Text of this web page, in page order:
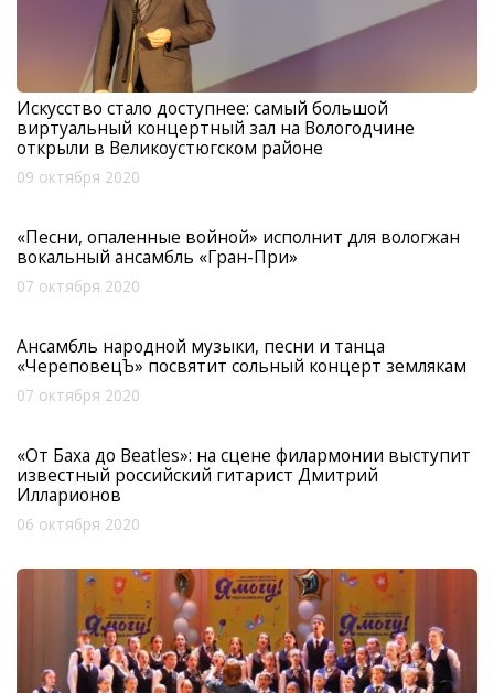
Искусство стало доступнее: самый большой
виртуальный концертный зал на Вологодчине
открыли в Великоустюгском районе
09 октября 2020
«Песни, опаленные войной» исполнит для вологжан
вокальный ансамбль «Гран-При»
07 октября 2020
Ансамбль народной музыки, песни и танца
«ЧереповецЪ» посвятит сольный концерт землякам
07 октября 2020
«От Баха до Beatles»: на сцене филармонии выступит
известный российский гитарист Дмитрий
Илларионов
06 октября 2020